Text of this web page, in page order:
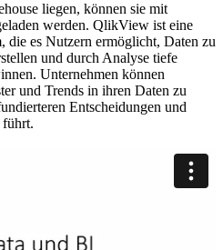
liegen, können sie mit
werden. QlikView ist eine
die es Nutzern ermöglicht, Daten zu
und durch Analyse tiefe
Unternehmen können
und Trends in ihren Daten zu
Entscheidungen und
führt.